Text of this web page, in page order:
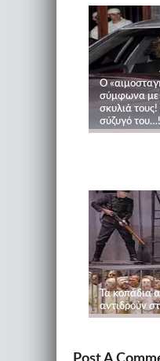
O
σύμφωνα με
σκυλιά τους!
σύζυγό
Τα κοπάδια
αντιδρούν